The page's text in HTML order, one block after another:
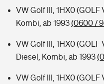
VW Golf III, 1HX0 (GOLF
Kombi, ab 1993(0600 /
VW Golf III, 1HX0 (GOLF
Diesel, Kombi, ab 1993
VW Golf III, 1HX0 (GOLF